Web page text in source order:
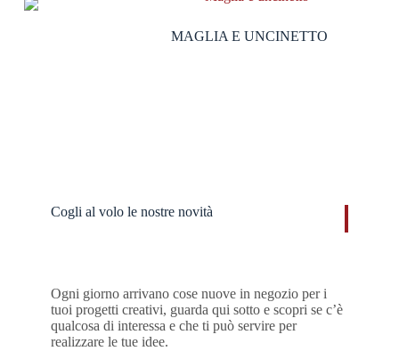
MAGLIA E UNCINETTO
Cogli al volo le nostre novità​
Ogni giorno arrivano cose nuove in negozio per i
tuoi progetti creativi, guarda qui sotto e scopri se c’è
qualcosa di interessa e che ti può servire per
realizzare le tue idee.